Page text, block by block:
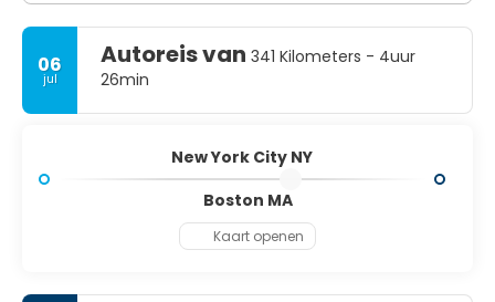
06
jul
Autoreis van 341 Kilometers - 4uur
26min
New York City NY
Boston MA
Kaart openen